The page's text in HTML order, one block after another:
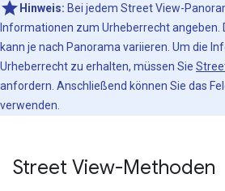
Hinweis: Bei jedem Street View-
Informationen zum Urheberrecht angeben.
kann je nach Panorama variieren. Um die
Urheberrecht zu erhalten, müssen Sie
anfordern. Anschließend können Sie das
verwenden.
Street View-Methoden